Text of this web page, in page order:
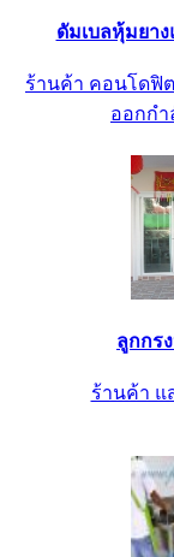
ดัมเบลหุ้มยา
ร้านค้า คอนโดฟิ
ออกกำ
ลูกกร
ร้านค้า แ